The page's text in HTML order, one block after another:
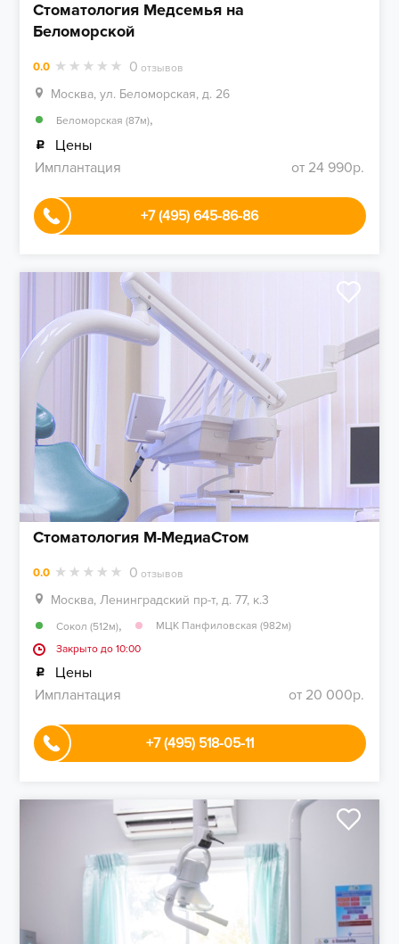
Стоматология Медсемья на
Беломорской
0.0 0 отзывов
Москва, ул. Беломорская, д. 26
Беломорская (87м),
Цены
Имплантация
от 24 990р.
+7 (495) 645-86-86
Стоматология М-МедиаСтом
0.0 0 отзывов
Москва, Ленинградский пр-т, д. 77, к.3
Сокол (512м),
МЦК Панфиловская (982м)
Закрыто до 10:00
Цены
Имплантация
от 20 000р.
+7 (495) 518-05-11